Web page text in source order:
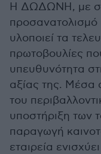
Η ΔΩΔΩΝΗ, με
προσανατολισμό
υλοποιεί τα
πρωτοβουλίες
υπευθυνότητα
αξίας της. Μέσα
του
υποστήριξη των
παραγωγή
εταιρεία